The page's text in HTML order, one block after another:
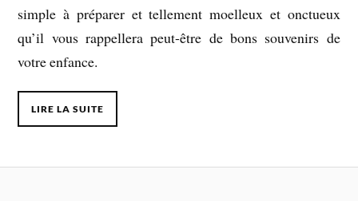
simple à préparer et tellement moelleux et onctueux
qu’il vous rappellera peut-être de bons souvenirs de
votre enfance.
LIRE LA SUITE